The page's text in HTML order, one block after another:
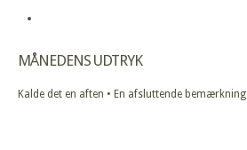
MÅNEDENS UDTRYK
Kalde det en aften • En afsluttende bemærkning